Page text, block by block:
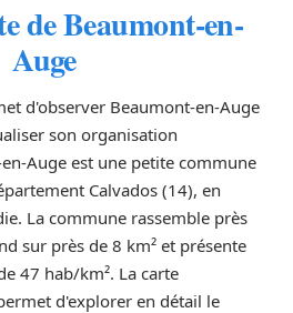
de Beaumont-en-
Auge
d'observer Beaumont-en-Auge
son organisation
Auge est une petite commune
Calvados (14), en
La commune rassemble près
sur près de 8 km² et présente
47 hab/km². La carte
d'explorer en détail le